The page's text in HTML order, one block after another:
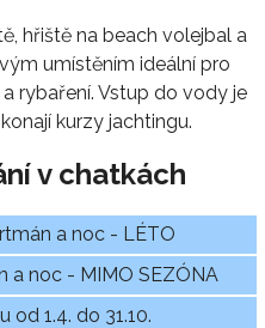
hřiště na beach volejbal a
umístěním ideální pro
rybaření. Vstup do vody je
kurzy jachtingu.
v chatkách
a noc - LÉTO
a noc - MIMO SEZÓNA
od 1.4. do 31.10.